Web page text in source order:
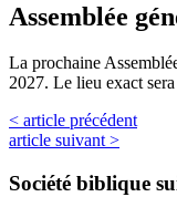
Assemblée
La prochaine
2027. Le lieu exact
< article précédent
article suivant >
Société biblique